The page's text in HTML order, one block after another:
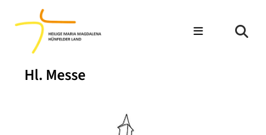
Hl. Messe